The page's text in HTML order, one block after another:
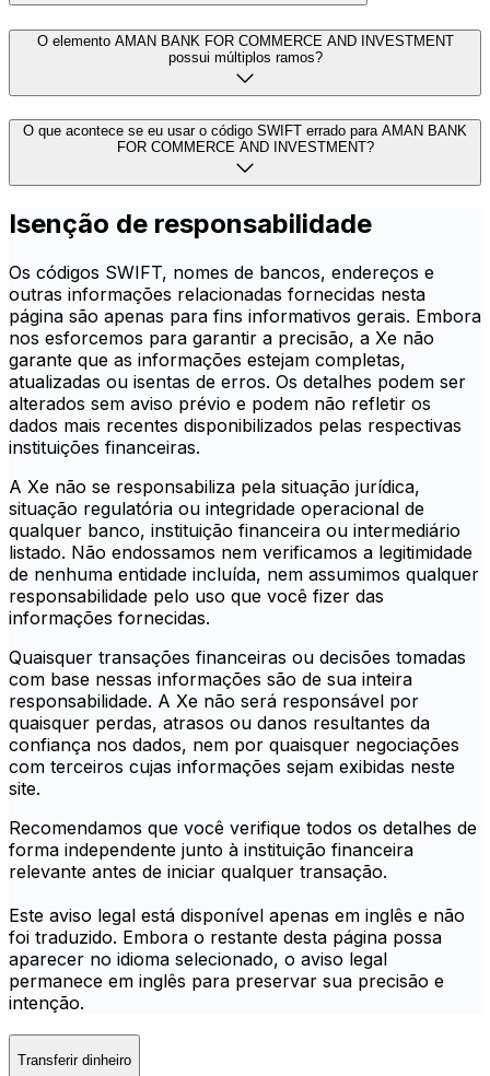
O elemento AMAN BANK FOR COMMERCE AND INVESTMENT
possui múltiplos ramos?
O que acontece se eu usar o código SWIFT errado para AMAN BANK
FOR COMMERCE AND INVESTMENT?
Isenção de responsabilidade
Os códigos SWIFT, nomes de bancos, endereços e
outras informações relacionadas fornecidas nesta
página são apenas para fins informativos gerais. Embora
nos esforcemos para garantir a precisão, a Xe não
garante que as informações estejam completas,
atualizadas ou isentas de erros. Os detalhes podem ser
alterados sem aviso prévio e podem não refletir os
dados mais recentes disponibilizados pelas respectivas
instituições financeiras.
A Xe não se responsabiliza pela situação jurídica,
situação regulatória ou integridade operacional de
qualquer banco, instituição financeira ou intermediário
listado. Não endossamos nem verificamos a legitimidade
de nenhuma entidade incluída, nem assumimos qualquer
responsabilidade pelo uso que você fizer das
informações fornecidas.
Quaisquer transações financeiras ou decisões tomadas
com base nessas informações são de sua inteira
responsabilidade. A Xe não será responsável por
quaisquer perdas, atrasos ou danos resultantes da
confiança nos dados, nem por quaisquer negociações
com terceiros cujas informações sejam exibidas neste
site.
Recomendamos que você verifique todos os detalhes de
forma independente junto à instituição financeira
relevante antes de iniciar qualquer transação.
Este aviso legal está disponível apenas em inglês e não
foi traduzido. Embora o restante desta página possa
aparecer no idioma selecionado, o aviso legal
permanece em inglês para preservar sua precisão e
intenção.
Transferir dinheiro